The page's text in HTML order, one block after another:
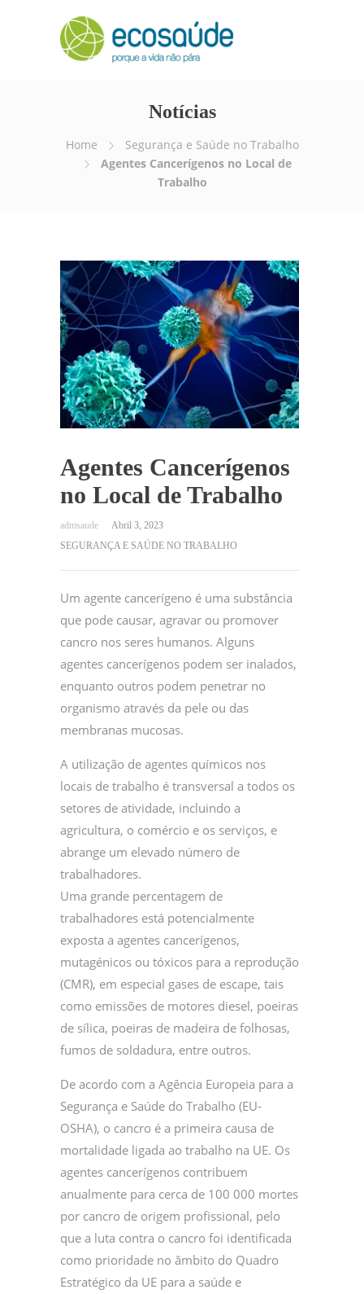
Notícias
Home
Segurança e Saúde no Trabalho
Agentes Cancerígenos no Local de
Trabalho
Agentes Cancerígenos
no Local de Trabalho
Abril 3, 2023
SEGURANÇA E SAÚDE NO TRABALHO
Um agente cancerígeno é uma substância
que pode causar, agravar ou promover
cancro nos seres humanos. Alguns
agentes cancerígenos podem ser inalados,
enquanto outros podem penetrar no
organismo através da pele ou das
membranas mucosas.
A utilização de agentes químicos nos
locais de trabalho é transversal a todos os
setores de atividade, incluindo a
agricultura, o comércio e os serviços, e
abrange um elevado número de
trabalhadores.
Uma grande percentagem de
trabalhadores está potencialmente
exposta a agentes cancerígenos,
mutagénicos ou tóxicos para a reprodução
(CMR), em especial gases de escape, tais
como emissões de motores diesel, poeiras
de sílica, poeiras de madeira de folhosas,
fumos de soldadura, entre outros.
De acordo com a Agência Europeia para a
Segurança e Saúde do Trabalho (EU-
OSHA), o cancro é a primeira causa de
mortalidade ligada ao trabalho na UE. Os
agentes cancerígenos contribuem
anualmente para cerca de 100 000 mortes
por cancro de origem profissional, pelo
que a luta contra o cancro foi identificada
como prioridade no âmbito do Quadro
Estratégico da UE para a saúde e